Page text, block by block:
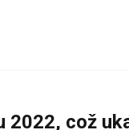
2022, což